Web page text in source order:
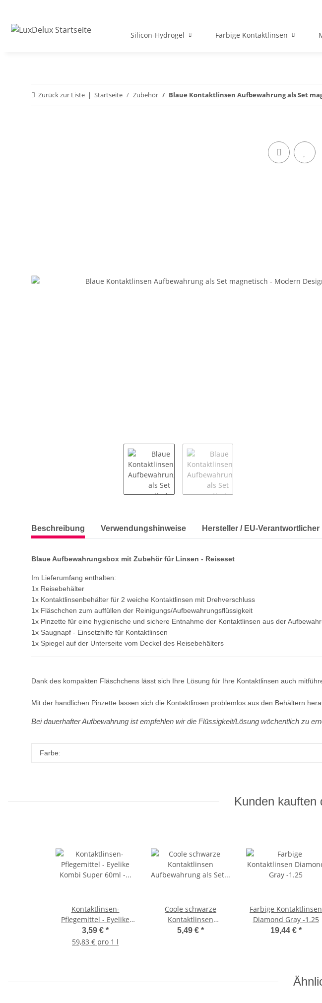
Silicon-Hydrogel Farbige Kontaktlinsen
Zurück zur Liste Startseite Zubehör Blaue Kontaktlinsen Aufbewahrung als Set
weitere Registerkarten anzeigen
Beschreibung Verwendungshinweise Hersteller / EU-Verantwortlicher
Blaue Aufbewahrungsbox mit Zubehör für Linsen - Reiseset
Im Lieferumfang enthalten:
1x Reisebehälter
1x Kontaktlinsenbehälter für 2 weiche Kontaktlinsen mit Drehverschluss
1x Fläschchen zum auffüllen der Reinigungs/Aufbewahrungsflüssigkeit
1x Pinzette für eine hygienische und sichere Entnahme der Kontaktlinsen aus der
1x Saugnapf - Einsetzhilfe für Kontaktlinsen
1x Spiegel auf der Unterseite vom Deckel des Reisebehälters
Dank des kompakten Fläschchens lässt sich Ihre Lösung für Ihre Kontaktlinsen auch
Mit der handlichen Pinzette lassen sich die Kontaktlinsen problemlos aus den Behältern
Bei dauerhafter Aufbewahrung ist empfehlen wir die Flüssigkeit/Lösung wöchentlich zu
Produkteigenschaft
Wert
Farbe:
Kunden kauften
Kontaktlinsen-
Pflegemittel - Eyelike
Kombi Super 60ml -
Linsen Flüssigkeit
3,59 € *
59,83 € pro 1 l
Coole schwarze
Kontaktlinsen
Aufbewahrung als Set
5,49 € *
Farbige Kontaktlinsen
Diamond Gray -1.25
19,44 € *